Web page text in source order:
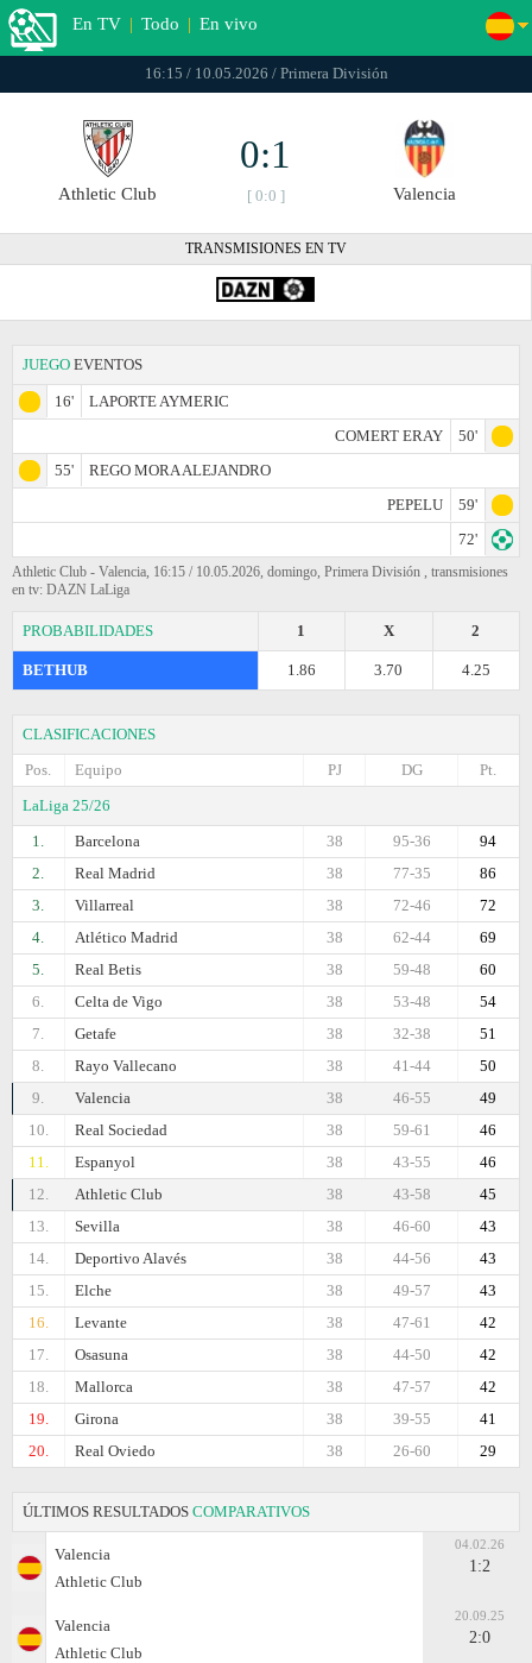
En TV | Todo | En vivo
16:15 / 10.05.2026 / Primera División
Athletic Club
0:1
[ 0:0 ] Valencia
TRANSMISIONES EN TV
JUEGO EVENTOS
16'
LAPORTE AYMERIC
COMERT ERAY
50'
55'
REGO MORA ALEJANDRO
PEPELU
59'
72'
Athletic Club - Valencia, 16:15 / 10.05.2026, domingo, Primera División , transmisiones
en tv: DAZN LaLiga
PROBABILIDADES 2
X
1
BETHUB 4.25
3.70
1.86
CLASIFICACIONES
Pos.
Equipo Pt.
DG
PJ
LaLiga 25/26
1.
Barcelona 94
95-36
38
2.
Real Madrid 86
77-35
38
3.
Villarreal 72
72-46
38
4.
Atlético Madrid 69
62-44
38
5.
Real Betis 60
59-48
38
6.
Celta de Vigo 54
53-48
38
7.
Getafe 51
32-38
38
8.
Rayo Vallecano 50
41-44
38
9.
Valencia 49
46-55
38
10.
Real Sociedad 46
59-61
38
11.
Espanyol 46
43-55
38
12.
Athletic Club 45
43-58
38
13.
Sevilla 43
46-60
38
14.
Deportivo Alavés 43
44-56
38
15.
Elche 43
49-57
38
16.
Levante 42
47-61
38
17.
Osasuna 42
44-50
38
18.
Mallorca 42
47-57
38
19.
Girona 41
39-55
38
20.
Real Oviedo 29
26-60
38
ÚLTIMOS RESULTADOS COMPARATIVOS
Valencia
Athletic Club
04.02.26
1:2
Valencia
Athletic Club
20.09.25
2:0